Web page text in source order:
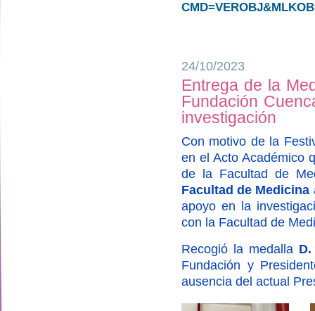
24/10/2023
Entrega de la
Fundación
investigación
Con motivo de la
en el Acto Académico
de la Facultad de
Facultad de Medicina
apoyo en la
con la Facultad de
Recogió la medalla
Fundación y
ausencia del actual